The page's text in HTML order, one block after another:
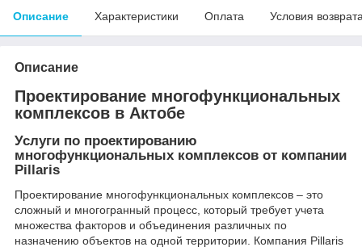
Описание Характеристики Оплата Условия
Описание
Проектирование многофункциональных
комплексов в Актобе
Услуги по проектированию
многофункциональных комплексов от компании
Pillaris
Проектирование многофункциональных комплексов – это
сложный и многогранный процесс, который требует учета
множества факторов и объединения различных по
назначению объектов на одной территории. Компания Pillaris